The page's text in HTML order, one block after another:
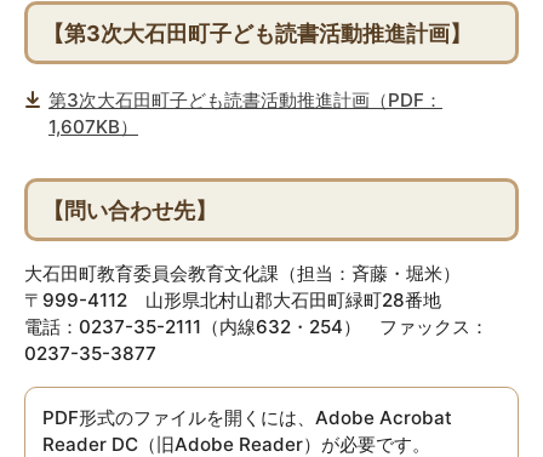
【第3次大石田町子ども読書活動推進計画】
第3次大石田町子ども読書活動推進計画（PDF：
1,607KB）
【問い合わせ先】
大石田町教育委員会教育文化課（担当：斉藤・堀米）
〒999-4112 山形県北村山郡大石田町緑町28番地
電話：0237-35-2111（内線632・254） ファックス：
0237-35-3877
PDF形式のファイルを開くには、Adobe Acrobat
Reader DC（旧Adobe Reader）が必要です。